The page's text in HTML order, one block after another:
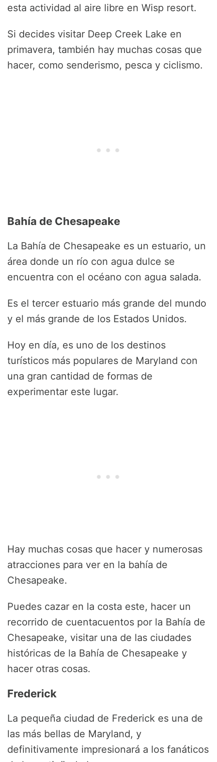
esta actividad al aire libre en Wisp resort.
Si decides visitar Deep Creek Lake en
primavera, también hay muchas cosas que
hacer, como senderismo, pesca y ciclismo.
Bahía de Chesapeake
La Bahía de Chesapeake es un estuario, un
área donde un río con agua dulce se
encuentra con el océano con agua salada.
Es el tercer estuario más grande del mundo
y el más grande de los Estados Unidos.
Hoy en día, es uno de los destinos
turísticos más populares de Maryland con
una gran cantidad de formas de
experimentar este lugar.
Hay muchas cosas que hacer y numerosas
atracciones para ver en la bahía de
Chesapeake.
Puedes cazar en la costa este, hacer un
recorrido de cuentacuentos por la Bahía de
Chesapeake, visitar una de las ciudades
históricas de la Bahía de Chesapeake y
hacer otras cosas.
Frederick
La pequeña ciudad de Frederick es una de
las más bellas de Maryland, y
definitivamente impresionará a los fanáticos